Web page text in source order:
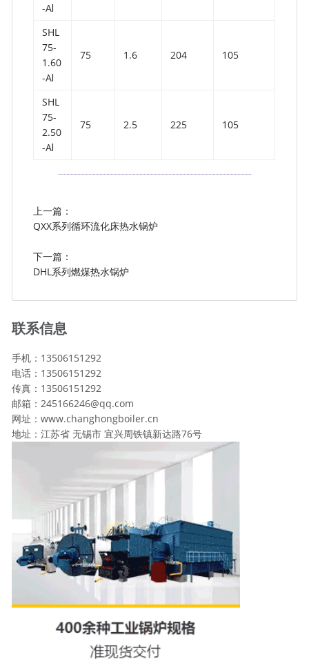
-AⅠ
SHL
75-
1.60
-AⅠ
75 1.6 204 105
SHL
75-
2.50
-AⅠ
75 2.5 225 105
上一篇：
QXX系列循环流化床热水锅炉
下一篇：
DHL系列燃煤热水锅炉
联系信息
手机：13506151292
电话：13506151292
传真：13506151292
邮箱：245166246@qq.com
网址：www.changhongboiler.cn
地址：江苏省 无锡市 宜兴周铁镇新达路76号